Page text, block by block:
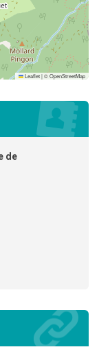
Leaflet|©OpenStreetMap
de